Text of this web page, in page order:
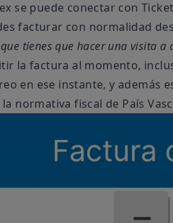
se puede conectar con
facturar con normalidad
tienes que hacer una visita
la factura al momento,
en ese instante, y
normativa fiscal de País